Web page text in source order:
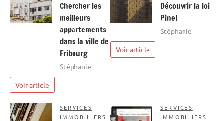
Chercher les
meilleurs
appartements
dans la ville de
Fribourg
Stéphanie
Voir article
Découvrir la loi
Pinel
Stéphanie
Voir article
SERVICES
IMMOBILIERS
SERVICES
IMMOBILIERS